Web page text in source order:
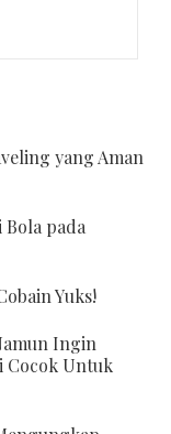
yang Aman
Bola pada
Yuks!
Ingin
Cocok Untuk